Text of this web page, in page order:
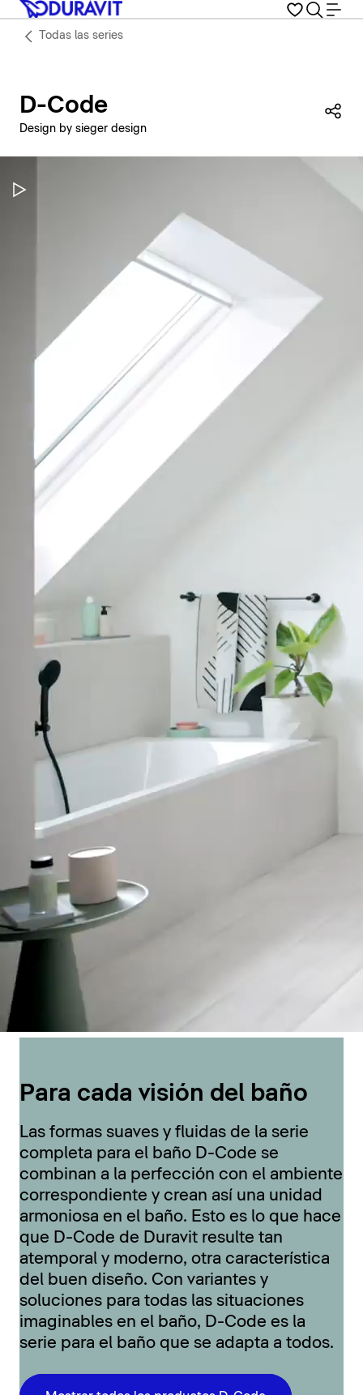
Todas las series
D-Code
Design by sieger design
Pausar vídeo
Para cada visión del baño
Las formas suaves y fluidas de la serie
completa para el baño D-Code se
combinan a la perfección con el ambiente
correspondiente y crean así una unidad
armoniosa en el baño. Esto es lo que hace
que D-Code de Duravit resulte tan
atemporal y moderno, otra característica
del buen diseño. Con variantes y
soluciones para todas las situaciones
imaginables en el baño, D-Code es la
serie para el baño que se adapta a todos.